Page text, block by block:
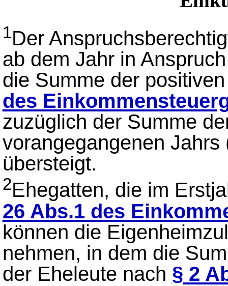
1Der
ab dem Jahr in
die Summe der
des
zuzüglich der Summe
vorangegangenen
übersteigt.
2Ehegatten, die im
26 Abs.1 des
können die
nehmen, in dem die
der Eheleute nach § 2